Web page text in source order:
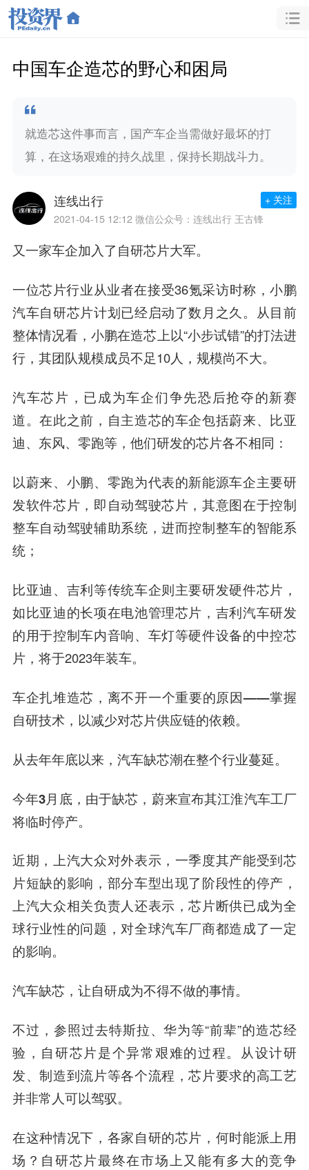
中国车企造芯的野心和困局
就造芯这件事而言，国产车企当需做好最坏的打
算，在这场艰难的持久战里，保持长期战斗力。
连线出行
2021-04-15 12:12 微信公众号：连线出行 王古锋
+ 关注
又一家车企加入了自研芯片大军。
一位芯片行业从业者在接受36氪采访时称，小鹏
汽车自研芯片计划已经启动了数月之久。从目前
整体情况看，小鹏在造芯上以“小步试错”的打法进
行，其团队规模成员不足10人，规模尚不大。
汽车芯片，已成为车企们争先恐后抢夺的新赛
道。在此之前，自主造芯的车企包括蔚来、 比亚
迪、东风、零跑等，他们研发的芯片各不相同：
以蔚来、小鹏、零跑为代表的新能源车企主要研
发软件芯片，即自动驾驶芯片，其意图在于控制
整车自动驾驶辅助系统，进而控制整车的智能系
统；
比亚迪、吉利等传统车企则主要研发硬件芯片，
如比亚迪的长项在电池管理芯片， 吉利汽车研发
的用于控制车内音响、车灯等硬件设备的中控芯
片，将于2023年装车。
车企扎堆造芯，离不开一个重要的原因——掌握
自研技术，以减少对芯片供应链的依赖。
从去年年底以来，汽车缺芯潮在整个行业蔓延。
今年3月底，由于缺芯，蔚来宣布其江淮汽车工厂
将临时停产。
近期，上汽大众对外表示，一季度其产能受到芯
片短缺的影响，部分车型出现了阶段性的停产，
上汽大众相关负责人还表示，芯片断供已成为全
球行业性的问题，对全球汽车厂商都造成了一定
的影响。
汽车缺芯，让自研成为不得不做的事情。
不过，参照过去特斯拉、华为等“前辈”的造芯经
验，自研芯片是个异常艰难的过程。从设计研
发、制造到流片等各个流程，芯片要求的高工艺
并非常人可以驾驭。
在这种情况下，各家自研的芯片，何时能派上用
场？自研芯片最终在市场上又能有多大的竞争